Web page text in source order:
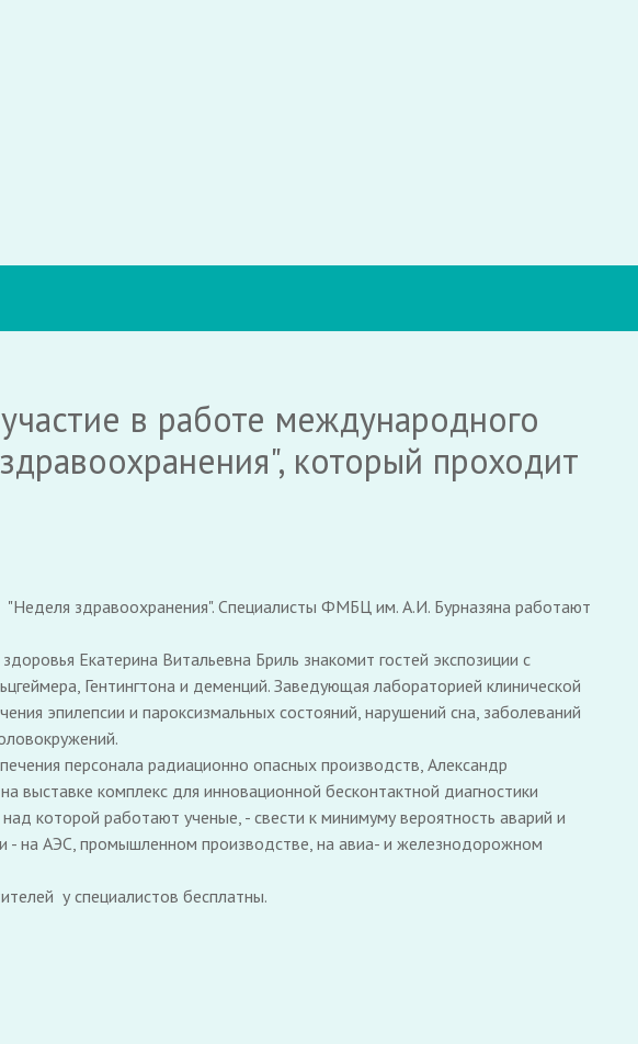
в работе международного
который проходит
здравоохранения". Специалисты ФМБЦ им. А.И. Бурназяна работают
Екатерина Витальевна Бриль знакомит гостей экспозиции с
Гентингтона и деменций. Заведующая лабораторией клинической
эпилепсии и пароксизмальных состояний, нарушений сна, заболеваний
персонала радиационно опасных производств, Александр
выставке комплекс для инновационной бесконтактной диагностики
которой работают ученые, - свести к минимуму вероятность аварий и
- на АЭС, промышленном производстве, на авиа- и железнодорожном
у специалистов бесплатны.